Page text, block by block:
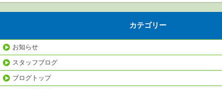
カテゴリー
お知らせ
スタッフブログ
ブログトップ